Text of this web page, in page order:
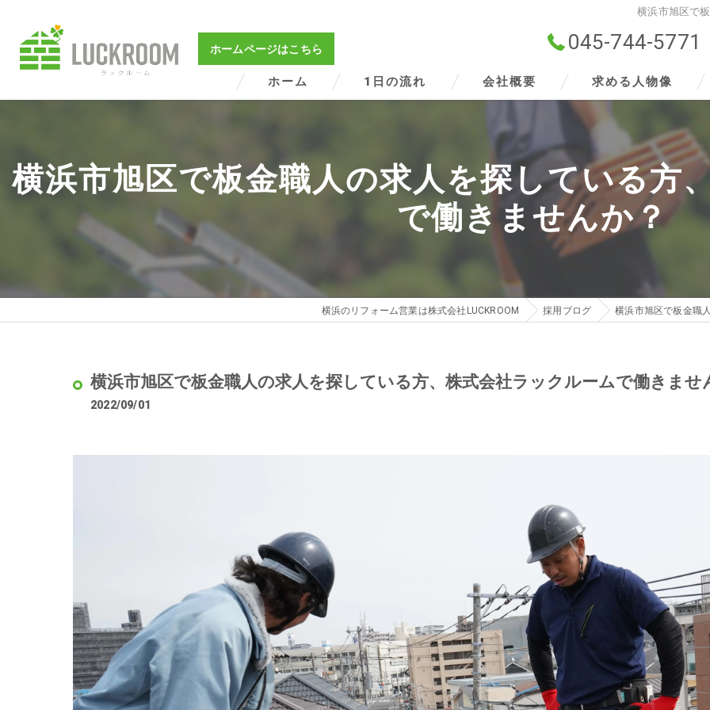
横浜市旭区で
ホームページはこちら 045-744-5771
ホーム 1日の流れ 会社概要
ビジョン
事業案内
求める人物像
横浜市旭区で板金職人の求人を探している方
で働きませんか？
横浜のリフォーム営業は株式会社LUCKROOM 採用ブログ 横浜市旭区で板金職
横浜市旭区で板金職人の求人を探している方、株式会社ラックルームで働きませ
2022/09/01